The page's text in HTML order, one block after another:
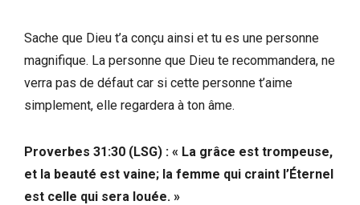
Sache que Dieu t’a conçu ainsi et tu es une personne
magnifique. La personne que Dieu te recommandera, ne
verra pas de défaut car si cette personne t’aime
simplement, elle regardera à ton âme.
Proverbes 31:30 (LSG) : « La grâce est trompeuse,
et la beauté est vaine; la femme qui craint l’Éternel
est celle qui sera louée. »